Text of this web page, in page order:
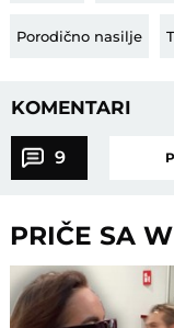
Porodično nasilje
KOMENTARI
9
PRIČE SA